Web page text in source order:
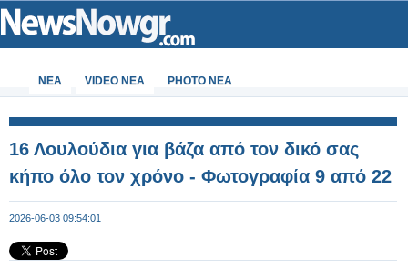
ΝΕΑ VIDEO NEA PHOTO NEA
16 Λουλούδια για βάζα από τον δικό σας
κήπο όλο τον χρόνο - Φωτογραφία 9 από 22
2026-06-03 09:54:01